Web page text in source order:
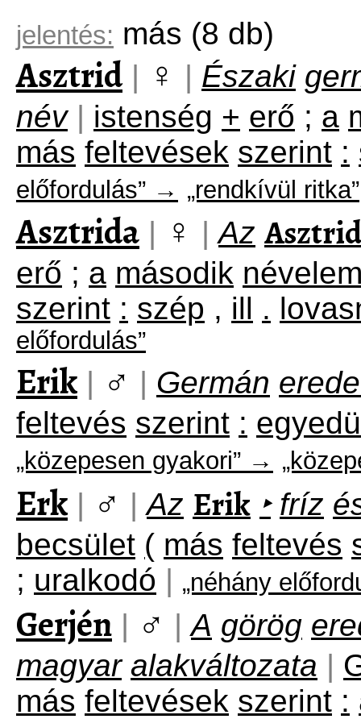
jelentés: más (8 db)
Asztrid | ♀ | Északi
név | istenség + erő ; a
más feltevések szerint :
előfordulás” → „rendkívül ritka”
Asztrida | ♀ | Az Asztrid
erő ; a második
szerint : szép , ill .
előfordulás”
Erik | ♂ | Germán
feltevés szerint :
„közepesen gyakori” →
Erk | ♂ | Az Erik ‣ fríz
becsület ( más feltevés
; uralkodó | „néhány
Gerjén | ♂ | A görög
magyar alakváltozata |
más feltevések szerint :